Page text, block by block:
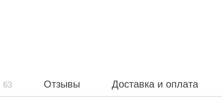
63 Отзывы Доставка и оплата